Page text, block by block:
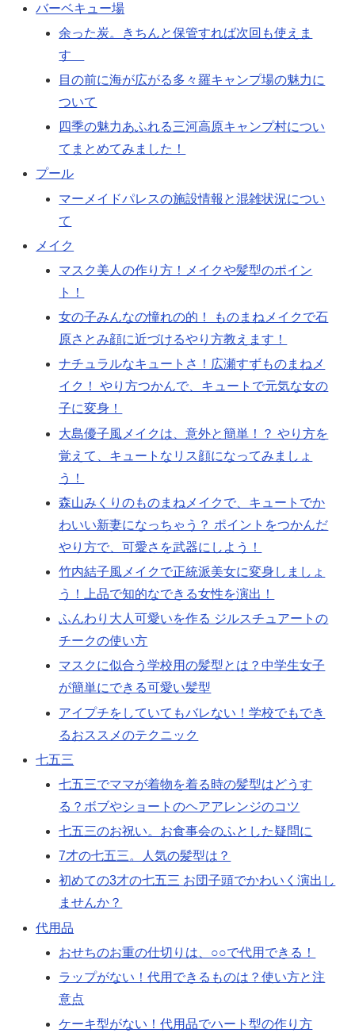
バーベキュー場
余った炭。きちんと保管すれば次回も使えま
す
目の前に海が広がる多々羅キャンプ場の魅力に
ついて
四季の魅力あふれる三河高原キャンプ村につい
てまとめてみました！
プール
マーメイドパレスの施設情報と混雑状況につい
て
メイク
マスク美人の作り方！メイクや髪型のポイン
ト！
女の子みんなの憧れの的！ ものまねメイクで石
原さとみ顔に近づけるやり方教えます！
ナチュラルなキュートさ！広瀬すずものまねメ
イク！ やり方つかんで、キュートで元気な女の
子に変身！
大島優子風メイクは、意外と簡単！？ やり方を
覚えて、キュートなリス顔になってみましょ
う！
森山みくりのものまねメイクで、キュートでか
わいい新妻になっちゃう？ ポイントをつかんだ
やり方で、可愛さを武器にしよう！
竹内結子風メイクで正統派美女に変身しましょ
う！上品で知的なできる女性を演出！
ふんわり大人可愛いを作る ジルスチュアートの
チークの使い方
マスクに似合う学校用の髪型とは？中学生女子
が簡単にできる可愛い髪型
アイプチをしていてもバレない！学校でもでき
るおススメのテクニック
七五三
七五三でママが着物を着る時の髪型はどうす
る？ボブやショートのヘアアレンジのコツ
七五三のお祝い。お食事会のふとした疑問に
7才の七五三。人気の髪型は？
初めての3才の七五三 お団子頭でかわいく演出し
ませんか？
代用品
おせちのお重の仕切りは、○○で代用できる！
ラップがない！代用できるものは？使い方と注
意点
ケーキ型がない！代用品でハート型の作り方